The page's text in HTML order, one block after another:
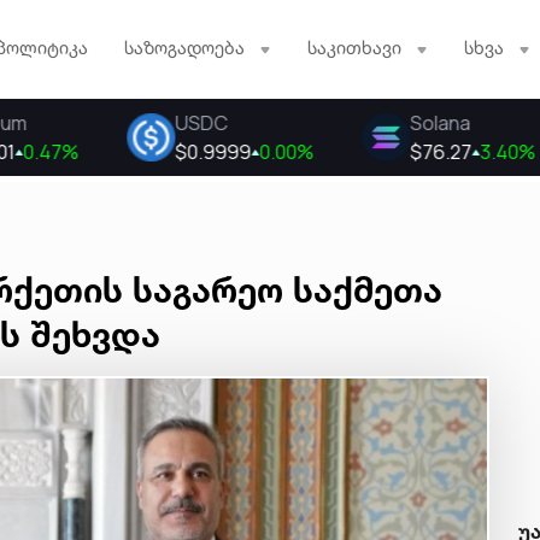
საზოგადოება საკითხავი სხვა
საგარეო საქმეთა
შეხვდა